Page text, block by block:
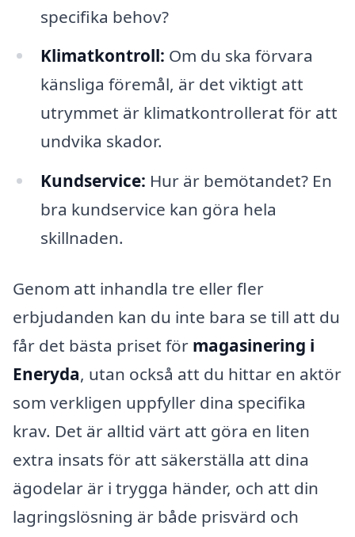
specifika behov?
Klimatkontroll: Om du ska förvara
känsliga föremål, är det viktigt att
utrymmet är klimatkontrollerat för att
undvika skador.
Kundservice: Hur är bemötandet? En
bra kundservice kan göra hela
skillnaden.
Genom att inhandla tre eller fler
erbjudanden kan du inte bara se till att du
får det bästa priset för magasinering i
Eneryda, utan också att du hittar en aktör
som verkligen uppfyller dina specifika
krav. Det är alltid värt att göra en liten
extra insats för att säkerställa att dina
ägodelar är i trygga händer, och att din
lagringslösning är både prisvärd och